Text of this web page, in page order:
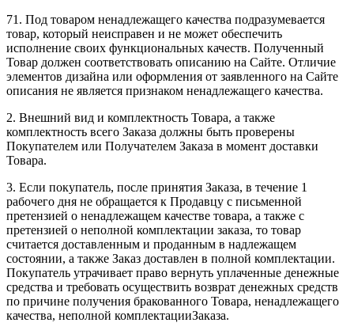
71. Под товаром ненадлежащего качества подразумевается
товар, который неисправен и не может обеспечить
исполнение своих функциональных качеств. Полученный
Товар должен соответствовать описанию на Сайте. Отличие
элементов дизайна или оформления от заявленного на Сайте
описания не является признаком ненадлежащего качества.
2. Внешний вид и комплектность Товара, а также
комплектность всего Заказа должны быть проверены
Покупателем или Получателем Заказа в момент доставки
Товара.
3. Если покупатель, после принятия Заказа, в течение 1
рабочего дня не обращается к Продавцу с письменной
претензией о ненадлежащем качестве товара, а также с
претензией о неполной комплектации заказа, то товар
считается доставленным и проданным в надлежащем
состоянии, а также Заказ доставлен в полной комплектации.
Покупатель утрачивает право вернуть уплаченные денежные
средства и требовать осуществить возврат денежных средств
по причине получения бракованного Товара, ненадлежащего
качества, неполной комплектацииЗаказа.